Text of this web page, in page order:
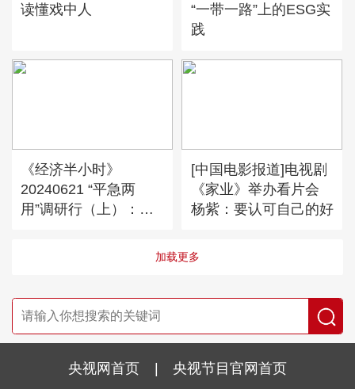
读懂戏中人
“一带一路”上的ESG实
践
《经济半小时》
20240621 “平急两
用”调研行（上）：夯
[中国电影报道]电视剧
《家业》举办看片会
杨紫：要认可自己的好
加载更多
央视网首页 | 央视节目官网首页